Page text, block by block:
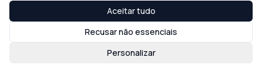
Personalizar
Recusar não essenciais
Aceitar tudo